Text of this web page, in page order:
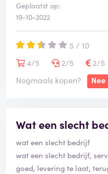
Geplaatst op:
19-10-2022
5 / 10
4/5
2/5 2/5
Nogmaals kopen?
Nee
Wat een slecht
wat een slecht bedrijf
wat een slecht bedrijf,
goed, levering te laat,